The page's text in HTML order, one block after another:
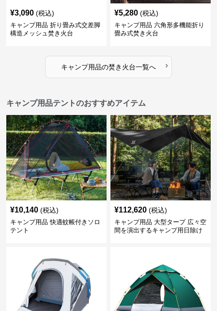
¥3,090 (税込)
キャンプ用品 折り畳み式交差脚
構造メッシュ焚き火台
¥5,280 (税込)
キャンプ用品 六角形多機能折り
畳み式焚き火台
キャンプ用品の焚き火台一覧へ ›
キャンプ用品テントのおすすめアイテム
¥10,140 (税込)
キャンプ用品 快適蚊帳付きソロ
テント
¥112,620 (税込)
キャンプ用品 大型タープ 広々空
間を演出するキャンプ用日除け